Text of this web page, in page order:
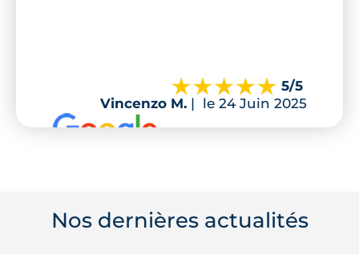
5/5
Vincenzo M. | le 24 Juin 2025
Nos dernières actualités